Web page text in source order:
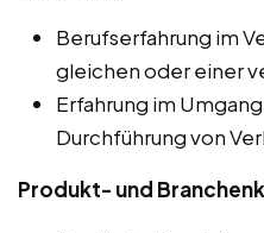
Berufserfahrung im
gleichen oder einer
Erfahrung im
Durchführung von
Produkt- und